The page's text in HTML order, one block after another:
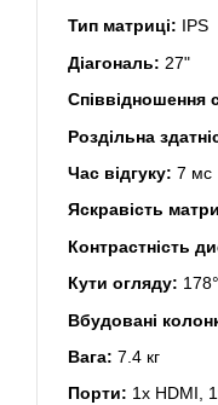
Тип матриці: IPS
Діагональ: 27"
Співвідношення
Роздільна
Час відгуку: 7 мс
Яскравість
Контрастність
Кути огляду:
Вбудовані
Вага: 7.4 кг
Порти: 1x HDMI,